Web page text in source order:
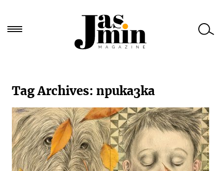
за:Tag Archives: приказка